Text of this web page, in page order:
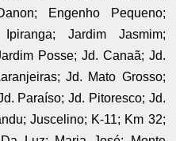
Engenho Pequeno;
Jardim Jasmim;
Posse; Jd. Canaã; Jd.
Jd. Mato Grosso;
Paraíso; Jd. Pitoresco; Jd.
Juscelino; K-11; Km 32;